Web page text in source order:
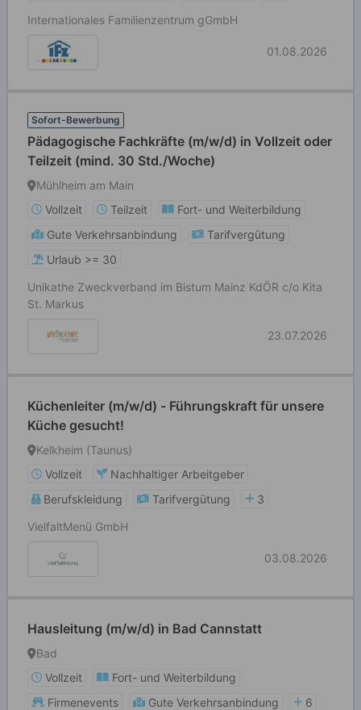
Internationales Familienzentrum gGmbH
01.08.2026
Sofort-Bewerbung
Pädagogische Fachkräfte (m/w/d) in Vollzeit oder
Teilzeit (mind. 30 Std./Woche)
Mühlheim am Main
Vollzeit
Teilzeit
Fort- und Weiterbildung
Gute Verkehrsanbindung
Tarifvergütung
Urlaub >= 30
Unikathe Zweckverband im Bistum Mainz KdÖR c/o Kita
St. Markus
23.07.2026
Küchenleiter (m/w/d) - Führungskraft für unsere
Küche gesucht!
Kelkheim (Taunus)
Vollzeit
Nachhaltiger Arbeitgeber
Berufskleidung
Tarifvergütung
3
VielfaltMenü GmbH
03.08.2026
Hausleitung (m/w/d) in Bad Cannstatt
Bad
Vollzeit
Fort- und Weiterbildung
Firmenevents
Gute Verkehrsanbindung
6